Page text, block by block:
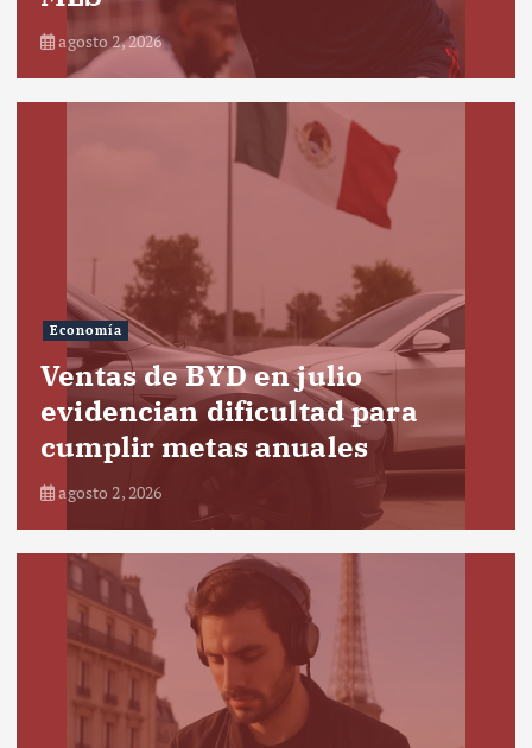
agosto 2, 2026
Economía
Ventas de BYD en julio
evidencian dificultad para
cumplir metas anuales
agosto 2, 2026